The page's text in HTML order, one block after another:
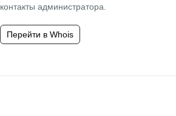
контакты администратора.
Перейти в Whois